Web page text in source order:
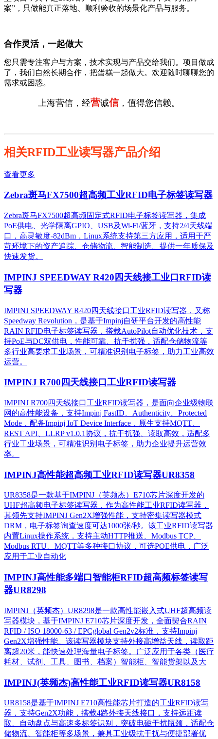
案”，只做能真正落地、顺利验收的场景化产品与服务。
合作灵活，一起做大
您只需专注客户与方案，技术实现与产品交给我们。项目做成
了，我们自然长期合作，把蛋糕一起做大。欢迎随时聊聊您的
需求或困惑。
上海营信，经营诚信，值得您信赖。
相关RFID工业读写器产品介绍
查看更多
Zebra斑马FX7500超高频工业RFID电子标签读写器
Zebra斑马FX7500超高频固定式RFID电子标签读写器，集成
PoE供电、光学隔离GPIO、USB及Wi-Fi/蓝牙，支持2/4天线端
口，高灵敏度-82dBm，Linux系统支持第三方应用，适用于严
苛环境下的资产追踪、仓储物流、智能制造。提供一年质保及
快速发货。
IMPINJ SPEEDWAY R420四天线接工业口RFID读
写器
IMPINJ SPEEDWAY R420四天线接口工业RFID读写器，又称
Speedway Revolution，是基于Impinj自研平台开发的高性能
RAIN RFID电子标签读写器，搭载AutoPilot自动优化技术，支
持PoE与DC双供电，性能可靠、抗干扰强，适配仓储物流等
多行业高要求工业场景，可精准识别电子标签，助力工业高效
运营。​
IMPINJ R700四天线接口工业RFID读写器
IMPINJ R700四天线接口工业RFID读写器，是面向企业级物联
网的高性能设备，支持Impinj FastID、Authenticity、Protected
Mode，配备Impinj IoT Device Interface，原生支持MQTT、
REST API、LLRP v1.0.1协议，抗干扰强、读取高效，适配多
行业工业场景，可精准识别电子标签，助力企业提升运营效
率。
IMPINJ高性能超高频工业RFID读写器UR8358
UR8358是一款基于IMPINJ（英频杰）E710芯片深度开发的
UHF超高频电子标签读写器，作为高性能工业RFID读写器，
其领先支持IMPINJ Gen2X增强性能，支持密集读写器模式
DRM，电子标签询查速度可达1000张/秒。该工业RFID读写器
内置Linux操作系统，支持主动HTTP推送、Modbus TCP、
Modbus RTU、MQTT等多种接口协议，可选POE供电，广泛
应用于工业自动化
IMPINJ高性能多端口智能柜RFID超高频标签读写
器UR8298
IMPINJ（英频杰）UR8298是一款高性能嵌入式UHF超高频读
写器模块，基于IMPINJ E710芯片深度开发，全面契合RAIN
RFID / ISO 18000-63 / EPCglobal Gen2v2标准，支持Impinj
Gen2X增强性能。该读写器模块支持外接高增益天线，读取距
离超20米，能快速处理海量电子标签。广泛应用于各类（医疗
耗材、试剂、工具、图书、档案）智能柜、智能货架以及大
IMPINJ(英频杰)高性能工业RFID读写器UR8158
UR8158是基于IMPINJ E710高性能芯片打造的工业RFID读写
器，支持Gen2X功能，搭载4路外接天线接口，支持远距读
取、自动盘点与高速多标签识别，突破电磁干扰瓶颈，适配仓
储物流、智能柜等多场景，兼具工业级抗干扰与便捷部署优